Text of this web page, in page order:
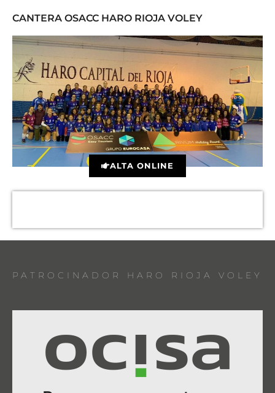
CANTERA OSACC HARO RIOJA VOLEY
ALTA ONLINE
PATROCINADOR HARO RIOJA VOLEY